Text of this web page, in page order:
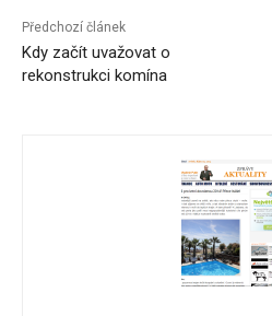
Předchozí článek
Kdy začít uvažovat o
rekonstrukci komína